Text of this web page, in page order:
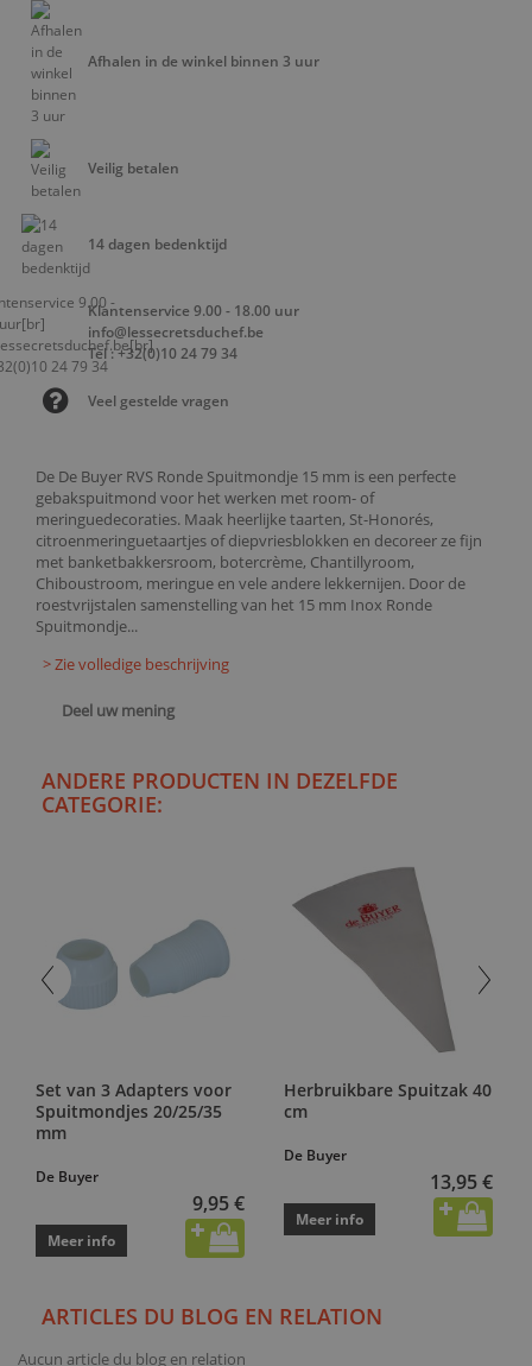
De De Buyer RVS Ronde Spuitmondje 15 mm is een perfecte
gebakspuitmond voor het werken met room- of
meringuedecoraties. Maak heerlijke taarten, St-Honorés,
citroenmeringuetaartjes of diepvriesblokken en decoreer ze fijn
met banketbakkersroom, botercrème, Chantillyroom,
Chiboustroom, meringue en vele andere lekkernijen. Door de
roestvrijstalen samenstelling van het 15 mm Inox Ronde
Spuitmondje...
> Zie volledige beschrijving
Deel uw mening
Afhalen in de winkel binnen 3 uur
Veilig betalen
14 dagen bedenktijd
Klantenservice 9.00 - 18.00 uur
info@lessecretsduchef.be
Tel : +32(0)10 24 79 34
Veel gestelde vragen
ANDERE PRODUCTEN IN DEZELFDE
CATEGORIE:
Set van 3 Adapters voor
Spuitmondjes 20/25/35
mm
De Buyer
9,95 €
Meer info
Herbruikbare Spuitzak 40
cm
De Buyer
13,95 €
Meer info
ARTICLES DU BLOG EN RELATION
Aucun article du blog en relation